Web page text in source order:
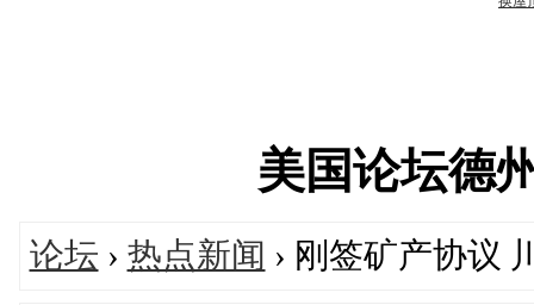
美国论坛德
论坛 › 热点新闻 › 刚签矿产协议